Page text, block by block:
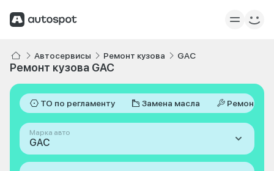
Автосервисы Ремонт кузова GAC
Ремонт кузова GAC
ТО по регламенту Замена масла Ремонт
Марка авто
GAC